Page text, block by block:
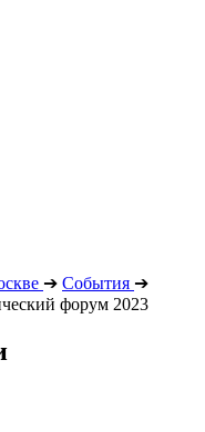
➔ События ➔
форум 2023